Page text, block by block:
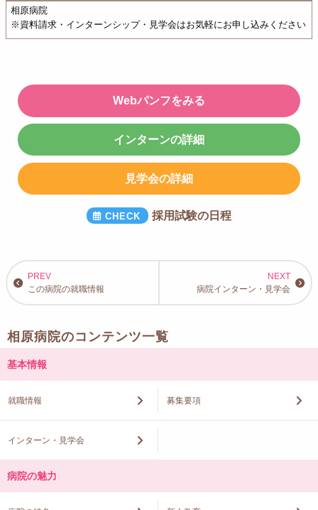
校、府中看護高等専修学校、獨協医科大学付属看護専門学校、青森県立
青森高等看護学院、青森県立青森高等看護学院、横浜市立大学医学部付
属高等看護学校、昭和大学付属島山看護専門学校、相模原看護衛生学院
相原病院
※資料請求・インターンシップ・見学会はお気軽にお申し込みください
Webパンフをみる
インターンの詳細
見学会の詳細
採用試験の日程
この病院の就職情報 病院インターン・見学会
相原病院のコンテンツ一覧
基本情報
就職情報 募集要項
インターン・見学会
病院の魅力